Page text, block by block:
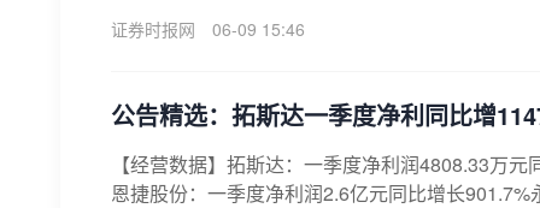
证券时报网
06-09 15:46
公告精选：拓斯达一季度净利同比增
【经营数据】拓斯达：一季度净利润4808.33万
恩捷股份：一季度净利润2.6亿元同比增长901.7%